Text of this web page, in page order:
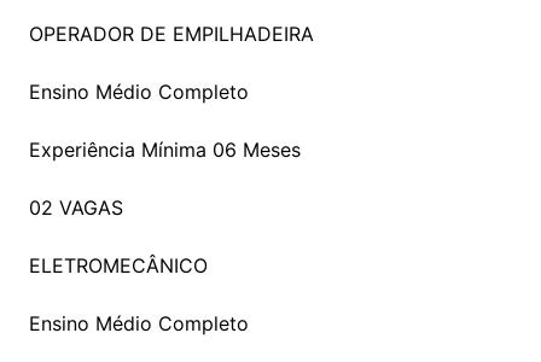
OPERADOR DE EMPILHADEIRA
Ensino Médio Completo
Experiência Mínima 06 Meses
02 VAGAS
ELETROMECÂNICO
Ensino Médio Completo